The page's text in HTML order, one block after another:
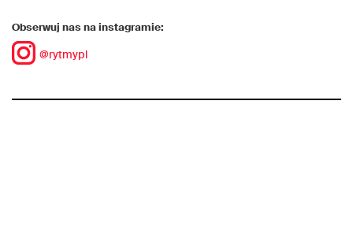
Obserwuj nas na instagramie:
@rytmypl